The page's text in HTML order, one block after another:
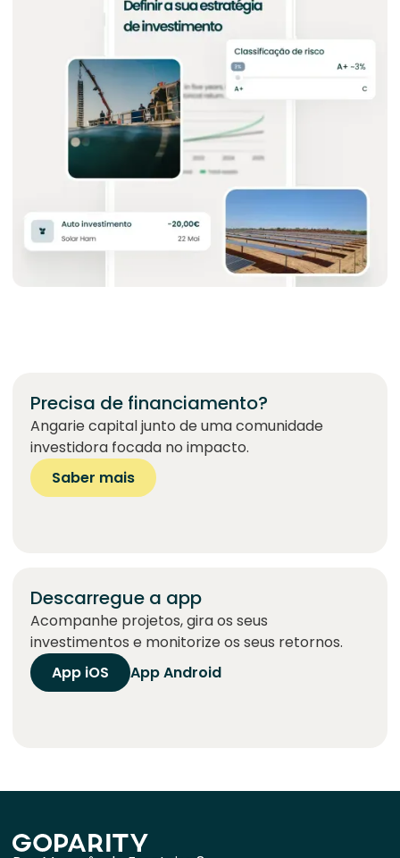
Precisa de financiamento?
Angarie capital junto de uma comunidade
investidora focada no impacto.
Saber mais
Descarregue a app
Acompanhe projetos, gira os seus
investimentos e monitorize os seus retornos.
App iOS
App Android